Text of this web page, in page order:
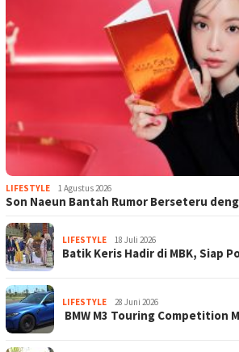
LIFESTYLE 1 Agustus 2026
Son Naeun Bantah Rumor Berseteru
LIFESTYLE 18 Juli 2026
Batik Keris Hadir di MBK, Siap
LIFESTYLE 28 Juni 2026
BMW M3 Touring Competition